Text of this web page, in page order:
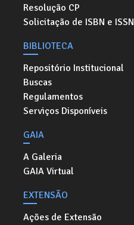
Resolução CP
Solicitação de ISBN e ISSN
BIBLIOTECA
Repositório Institucional
Buscas
Regulamentos
Serviços Disponíveis
GAIA
A Galeria
GAIA Virtual
EXTENSÃO
Ações de Extensão